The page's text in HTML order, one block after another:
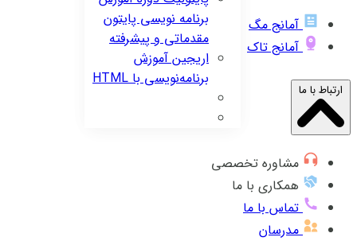
برنامه نویسی پایتون
مقدماتی و پیشرفته
اریجینآموزش
برنامه‌نویسی با HTML
آمانج مگ
آمانج تاک
ارتباط با ما
مشاوره تخصصی
همکاری با ما
تماس با ما
مدرسان